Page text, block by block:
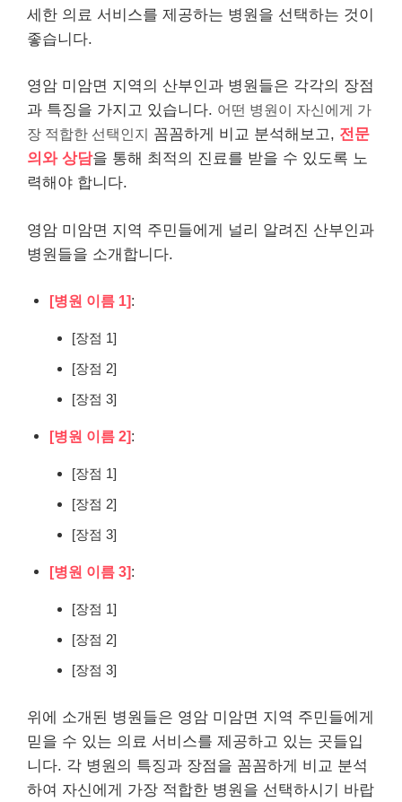
세한 의료 서비스를 제공하는 병원을 선택하는 것이
좋습니다.
영암 미암면 지역의 산부인과 병원들은 각각의 장점
과 특징을 가지고 있습니다. 어떤 병원이 자신에게 가
장 적합한 선택인지 꼼꼼하게 비교 분석해보고, 전문
의와 상담을 통해 최적의 진료를 받을 수 있도록 노
력해야 합니다.
영암 미암면 지역 주민들에게 널리 알려진 산부인과
병원들을 소개합니다.
[병원 이름 1]:
[장점 1]
[장점 2]
[장점 3]
[병원 이름 2]:
[장점 1]
[장점 2]
[장점 3]
[병원 이름 3]:
[장점 1]
[장점 2]
[장점 3]
위에 소개된 병원들은 영암 미암면 지역 주민들에게
믿을 수 있는 의료 서비스를 제공하고 있는 곳들입
니다. 각 병원의 특징과 장점을 꼼꼼하게 비교 분석
하여 자신에게 가장 적합한 병원을 선택하시기 바랍